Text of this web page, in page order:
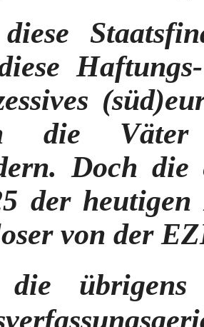
die Väter
Doch die
der heutigen
von der
die